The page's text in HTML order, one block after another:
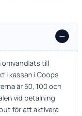
omvandlats till
i kassan i Coops
är 50, 100 och
vid betalning
för att aktivera